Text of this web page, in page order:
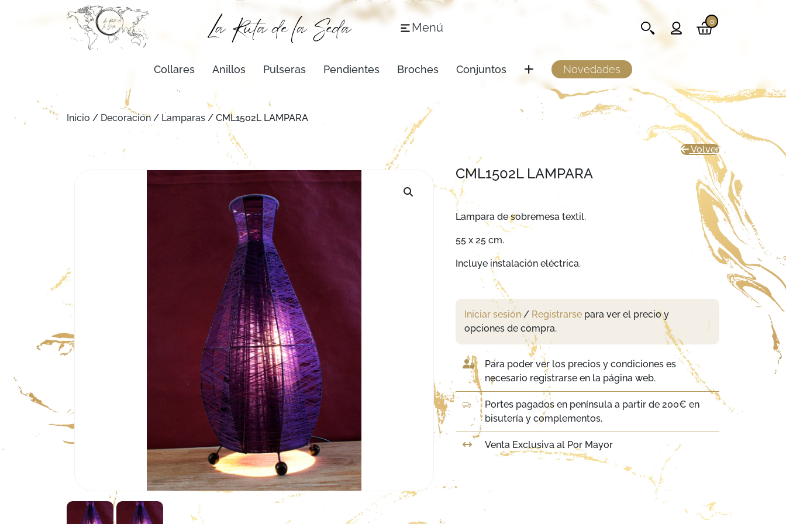
Menú 0
Collares Anillos Pulseras Pendientes Broches Conjuntos Novedades
Inicio / Decoración / Lamparas / CML1502L LAMPARA
Volver
CML1502L LAMPARA
Lampara de sobremesa textil.
55 x 25 cm.
Incluye instalación eléctrica.
Iniciar sesión/ Registrarse para ver el precio y
opciones de compra.
Para poder ver los precios y condiciones es
necesario registrarse en la página web.
Portes pagados en península a partir de 200€ en
bisutería y complementos.
Venta Exclusiva al Por Mayor